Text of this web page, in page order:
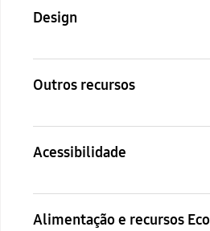
Design
Outros recursos
Acessibilidade
Alimentação e recursos Eco